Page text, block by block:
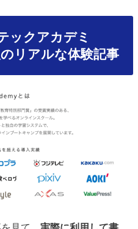
ックアカデミ
リアルな体験記事